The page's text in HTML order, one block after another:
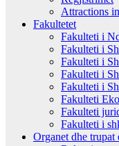
Attractions
Fakultetet
Fakulteti i
Fakulteti i
Fakulteti i
Fakulteti i
Fakulteti i
Fakulteti
Fakulteti
Fakulteti i
Organet dhe trupat